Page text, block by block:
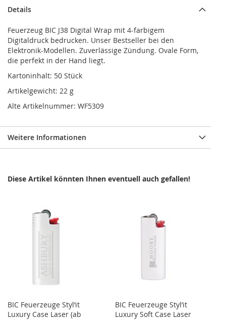
Details
Feuerzeug BIC J38 Digital Wrap mit 4-farbigem
Digitaldruck bedrucken. Unser Bestseller bei den
Elektronik-Modellen. Zuverlässige Zündung. Ovale Form,
die perfekt in der Hand liegt.
Kartoninhalt: 50 Stück
Artikelgewicht: 22 g
Alte Artikelnummer: WF5309
Weitere Informationen
Diese Artikel könnten Ihnen eventuell auch gefallen!
BIC Feuerzeuge Styl’it
Luxury Case Laser (ab
BIC Feuerzeuge Styl’it
Luxury Soft Case Laser